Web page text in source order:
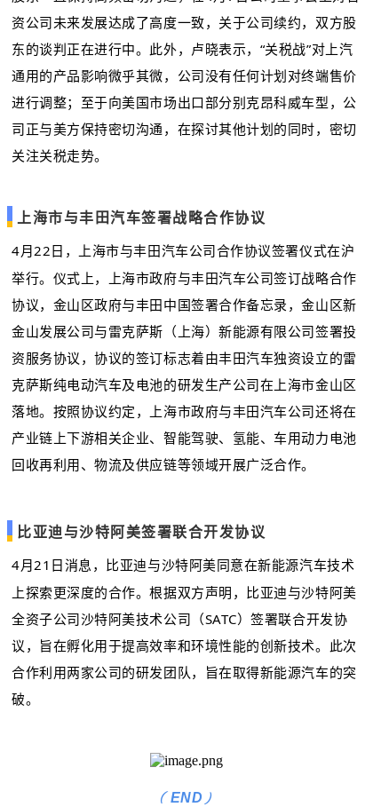
资公司未来发展达成了高度一致，关于公司续约，双方股
东的谈判正在进行中。此外，卢晓表示，“关税战”对上汽
通用的产品影响微乎其微，公司没有任何计划对终端售价
进行调整；至于向美国市场出口部分别克昂科威车型，公
司正与美方保持密切沟通，在探讨其他计划的同时，密切
关注关税走势。
上海市与丰田汽车签署战略合作协议
4月22日，上海市与丰田汽车公司合作协议签署仪式在沪
举行。仪式上，上海市政府与丰田汽车公司签订战略合作
协议，金山区政府与丰田中国签署合作备忘录，金山区新
金山发展公司与雷克萨斯（上海）新能源有限公司签署投
资服务协议，协议的签订标志着由丰田汽车独资设立的雷
克萨斯纯电动汽车及电池的研发生产公司在上海市金山区
落地。按照协议约定，上海市政府与丰田汽车公司还将在
产业链上下游相关企业、智能驾驶、氢能、车用动力电池
回收再利用、物流及供应链等领域开展广泛合作。
比亚迪与沙特阿美签署联合开发协议
4月21日消息，比亚迪与沙特阿美同意在新能源汽车技术
上探索更深度的合作。根据双方声明，比亚迪与沙特阿美
全资子公司沙特阿美技术公司（SATC）签署联合开发协
议，旨在孵化用于提高效率和环境性能的创新技术。此次
合作利用两家公司的研发团队，旨在取得新能源汽车的突
破。
(END )